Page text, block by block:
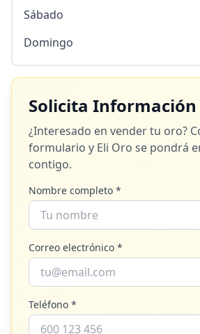
Sábado
Domingo
Solicita Información
¿Interesado en vender tu oro?
formulario y Eli Oro se pondrá
contigo.
Nombre completo *
Correo electrónico *
Teléfono *